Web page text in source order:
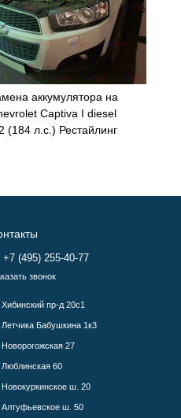
аккумулятора на
Captiva I diesel
(184 л.с.) Рестайлинг
+7 (495) 255-40-77
звонок
Хибинский пр-д 20с1
Летчика Бабушкина 1к3
Новорогожская 27
Люблинская 60
Новокуркинское ш. 20
Алтуфьевское ш. 50